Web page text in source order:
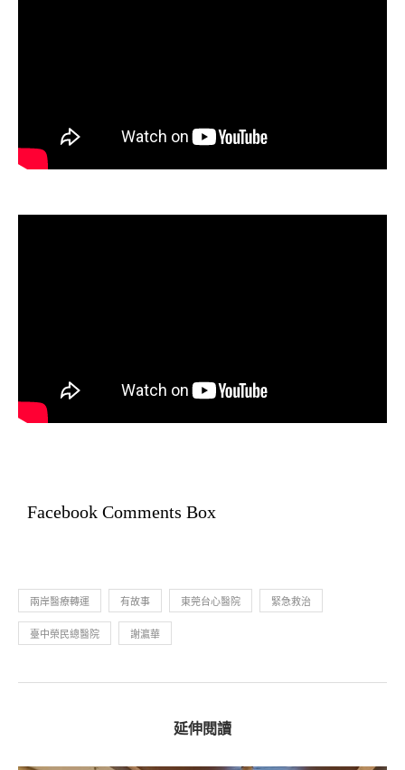
Facebook Comments Box
兩岸醫療轉運 有故事 東莞台心醫院 緊急救治
臺中榮民總醫院 謝瀛華
延伸閱讀